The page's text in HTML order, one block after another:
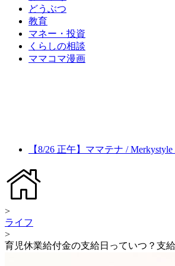
どうぶつ
教育
マネー・投資
くらしの相談
ママコマ漫画
【8/26 正午】ママテナ /
>
ライフ
>
育児休業給付金の支給日っていつ？支